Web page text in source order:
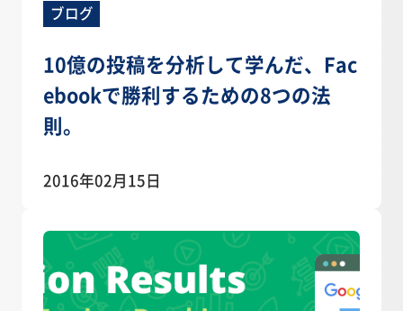
ブログ
10億の投稿を分析して学んだ、Fac
ebookで勝利するための8つの法
則。
2016年02月15日